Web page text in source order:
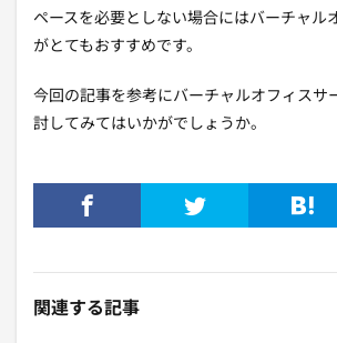
ペースを必要としない場合にはバーチャル
がとてもおすすめです。
今回の記事を参考にバーチャルオフィスサ
討してみてはいかがでしょうか。
関連する記事